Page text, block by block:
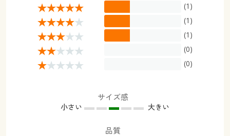
(1)
(1)
(1)
(0)
(0)
サイズ感
小さい 大きい
品質